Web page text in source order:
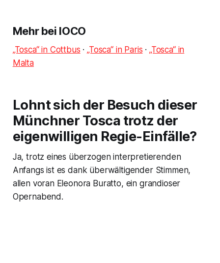
Mehr bei IOCO
„Tosca“ in Cottbus ·„Tosca“ in Paris · „Tosca“ in
Malta
Lohnt sich der Besuch dieser
Münchner Tosca trotz der
eigenwilligen Regie-Einfälle?
Ja, trotz eines überzogen interpretierenden
Anfangs ist es dank überwältigender Stimmen,
allen voran Eleonora Buratto, ein grandioser
Opernabend.